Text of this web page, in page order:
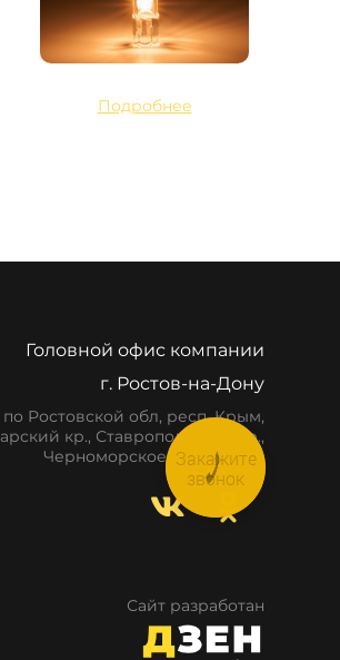
Подробнее
Головной офис компании
г. Ростов-на-Дону
Ростовской обл, респ. Крым,
кр., Ставропольский кр.,
Черноморское побережье
Сайт разработан
Закажите
звонок